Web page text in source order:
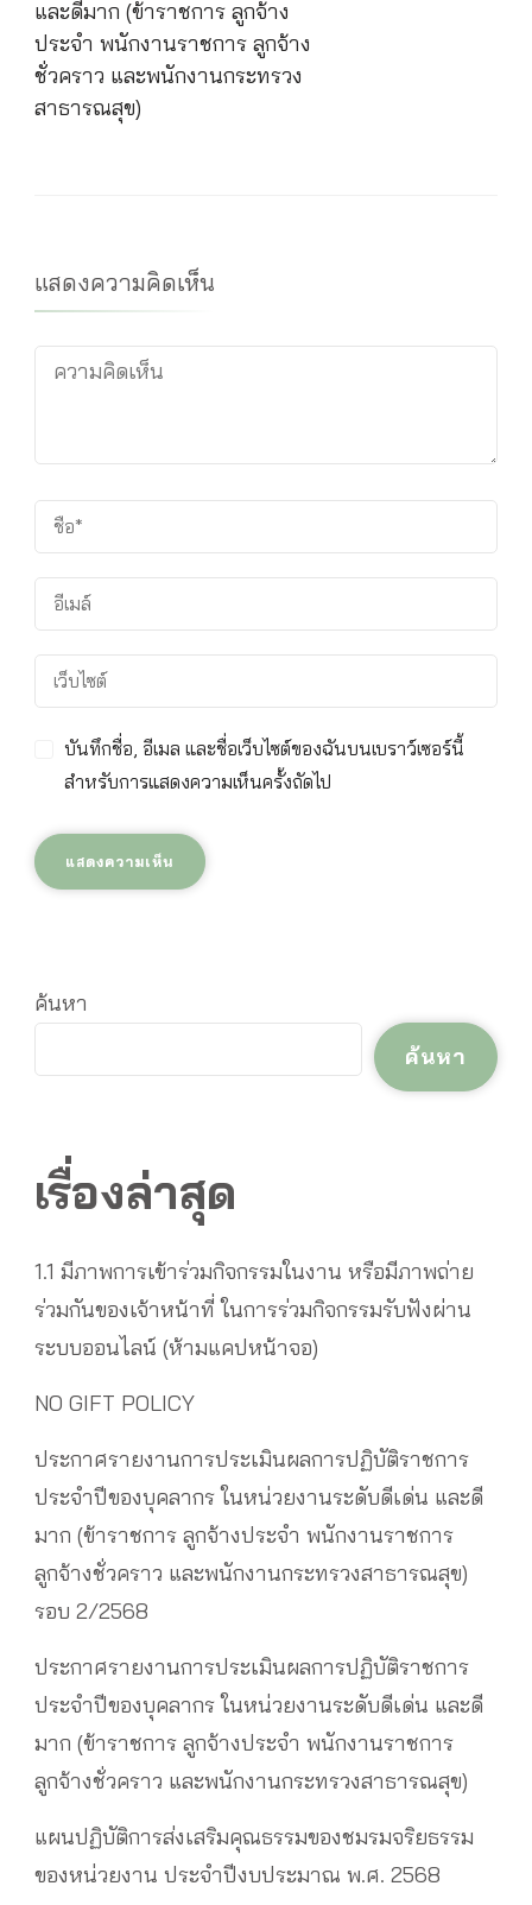
และดีมาก (ข้าราชการ ลูกจ้าง
ประจำ พนักงานราชการ ลูกจ้าง
ชั่วคราว และพนักงานกระทรวง
สาธารณสุข)
แสดงความคิดเห็น
บันทึกชื่อ, อีเมล และชื่อเว็บไซต์ของฉันบนเบราว์เซอร์นี้
สำหรับการแสดงความเห็นครั้งถัดไป
ค้นหา
ค้นหา
เรื่องล่าสุด
1.1 มีภาพการเข้าร่วมกิจกรรมในงาน หรือมีภาพถ่าย
ร่วมกันของเจ้าหน้าที่ ในการร่วมกิจกรรมรับฟังผ่าน
ระบบออนไลน์ (ห้ามแคปหน้าจอ)
NO GIFT POLICY
ประกาศรายงานการประเมินผลการปฏิบัติราชการ
ประจำปีของบุคลากร ในหน่วยงานระดับดีเด่น และดี
มาก (ข้าราชการ ลูกจ้างประจำ พนักงานราชการ
ลูกจ้างชั่วคราว และพนักงานกระทรวงสาธารณสุข)
รอบ 2/2568
ประกาศรายงานการประเมินผลการปฏิบัติราชการ
ประจำปีของบุคลากร ในหน่วยงานระดับดีเด่น และดี
มาก (ข้าราชการ ลูกจ้างประจำ พนักงานราชการ
ลูกจ้างชั่วคราว และพนักงานกระทรวงสาธารณสุข)
แผนปฏิบัติการส่งเสริมคุณธรรมของชมรมจริยธรรม
ของหน่วยงาน ประจำปีงบประมาณ พ.ศ. 2568